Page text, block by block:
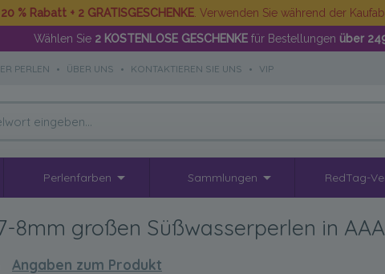
20 % Rabatt + 2 GRATISGESCHENKE . Verwenden Sie während der
Wählen Sie 2 KOSTENLOSE GESCHENKEfür Bestellungen über
PERLEN • ÜBER UNS • KONTAKTIEREN SIE UNS • VIP
Perlenfarben Sammlungen RedTag-
8mm großen Süßwasserperlen in
Angaben zum Produkt